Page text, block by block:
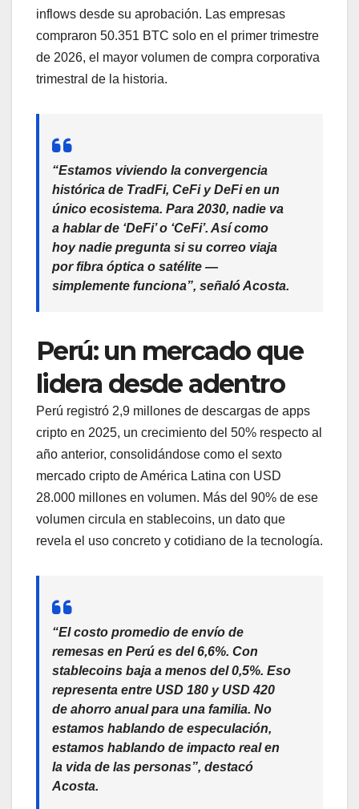
inflows desde su aprobación. Las empresas
compraron 50.351 BTC solo en el primer trimestre
de 2026, el mayor volumen de compra corporativa
trimestral de la historia.
“Estamos viviendo la convergencia
histórica de TradFi, CeFi y DeFi en un
único ecosistema. Para 2030, nadie va
a hablar de ‘DeFi’ o ‘CeFi’. Así como
hoy nadie pregunta si su correo viaja
por fibra óptica o satélite —
simplemente funciona”, señaló Acosta.
Perú: un mercado que
lidera desde adentro
Perú registró 2,9 millones de descargas de apps
cripto en 2025, un crecimiento del 50% respecto al
año anterior, consolidándose como el sexto
mercado cripto de América Latina con USD
28.000 millones en volumen. Más del 90% de ese
volumen circula en stablecoins, un dato que
revela el uso concreto y cotidiano de la tecnología.
“El costo promedio de envío de
remesas en Perú es del 6,6%. Con
stablecoins baja a menos del 0,5%. Eso
representa entre USD 180 y USD 420
de ahorro anual para una familia. No
estamos hablando de especulación,
estamos hablando de impacto real en
la vida de las personas”, destacó
Acosta.